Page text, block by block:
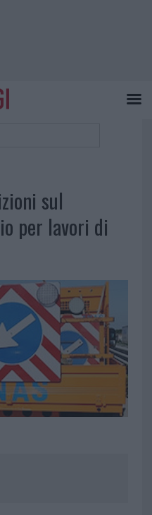
sul
per lavori di